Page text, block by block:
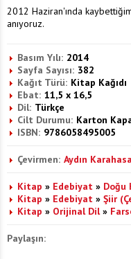
2012 Haziran'ında
anıyoruz.
Basım Yılı: 2014
Sayfa Sayısı: 382
Kağıt Türü: Kitap Kağıdı
Ebat: 11,5 x 16,5
Dil: Türkçe
Cilt Durumu: Karton
ISBN: 9786058495005
Çevirmen: Aydın
Kitap » Edebiyat » Doğu
Kitap » Edebiyat » Şiir
Kitap » Orijinal Dil»
Paylaşın: